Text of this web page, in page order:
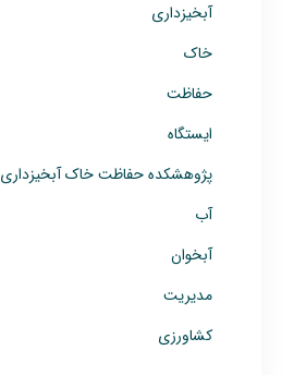
آبخیزداری
خاک
حفاظت
ایستگاه
پژوهشکده حفاظت خاک آبخیزداری
آب
آبخوان
مدیریت
کشاورزی